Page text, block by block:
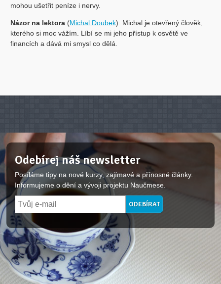
mohou ušetřit peníze i nervy.
Názor na lektora(Michal Doubek): Michal je otevřený člověk,
kterého si moc vážím. Líbí se mi jeho přístup k osvětě ve
financích a dává mi smysl co dělá.
Odebírej náš newsletter
Posíláme tipy na nové kurzy, zajímavé a přínosné články.
Informujeme o dění a vývoji projektu Naučmese.